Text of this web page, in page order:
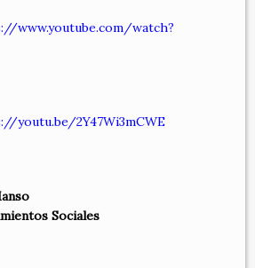
www.youtube.com/watch?
youtu.be/2Y47Wi3mCWE
Sociales